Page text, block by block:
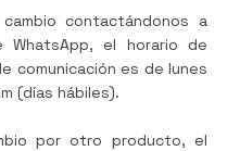
contactándonos a
el horario de
comunicación es de lunes
(días hábiles).
por otro producto, el